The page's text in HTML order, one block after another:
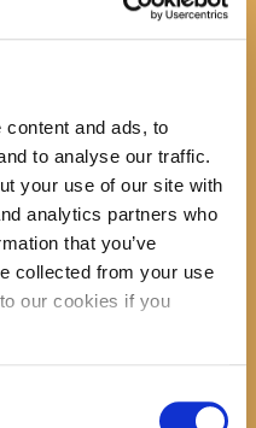
and ads, to
to analyse our traffic.
your use of our site with
analytics partners who
that you’ve
collected from your use
our cookies if you